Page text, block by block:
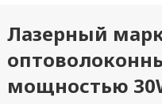
Лазерный
мощностью